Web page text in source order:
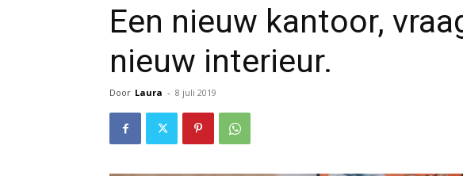
Een nieuw kantoor,
nieuw interieur.
Door Laura - 8 juli 2019